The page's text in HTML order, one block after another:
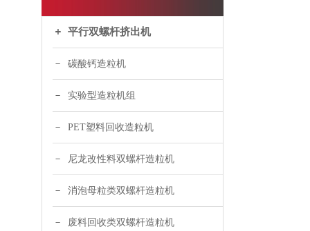
平行双螺杆挤出机
碳酸钙造粒机
实验型造粒机组
PET塑料回收造粒机
尼龙改性料双螺杆造粒机
消泡母粒类双螺杆造粒机
废料回收类双螺杆造粒机